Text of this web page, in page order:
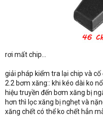
rơi mất chip...
giải pháp kiểm tra lại chip và cố
2.2 bơm xăng:: khi kéo dài ko
hiệu truyền đến bơm xăng bị
hơn thì lọc xăng bị nghẹt và
xăng chết có thể ko chết hẳn